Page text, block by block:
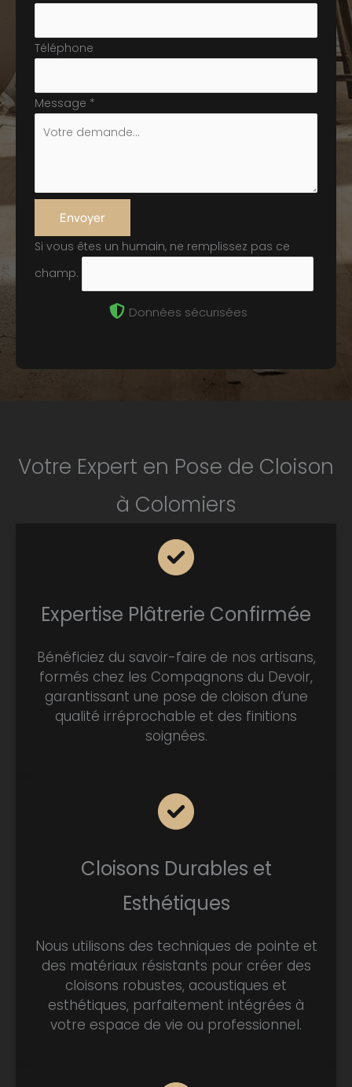
Téléphone
Message *
Envoyer
Si vous êtes un humain, ne remplissez pas ce
champ.
Données sécurisées
Votre Expert en Pose de Cloison
à Colomiers
Expertise Plâtrerie Confirmée
Bénéficiez du savoir-faire de nos artisans,
formés chez les Compagnons du Devoir,
garantissant une pose de cloison d’une
qualité irréprochable et des finitions
soignées.
Cloisons Durables et
Esthétiques
Nous utilisons des techniques de pointe et
des matériaux résistants pour créer des
cloisons robustes, acoustiques et
esthétiques, parfaitement intégrées à
votre espace de vie ou professionnel.